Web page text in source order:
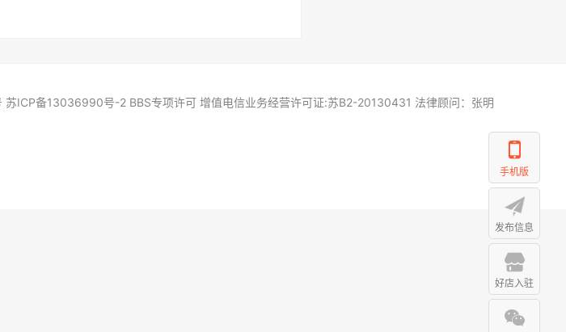
ICP备13036990号-2 BBS专项许可 增值电信业务经营许可证:苏B2-20130431 法律顾问：张明
手机版
发布信息
好店入驻